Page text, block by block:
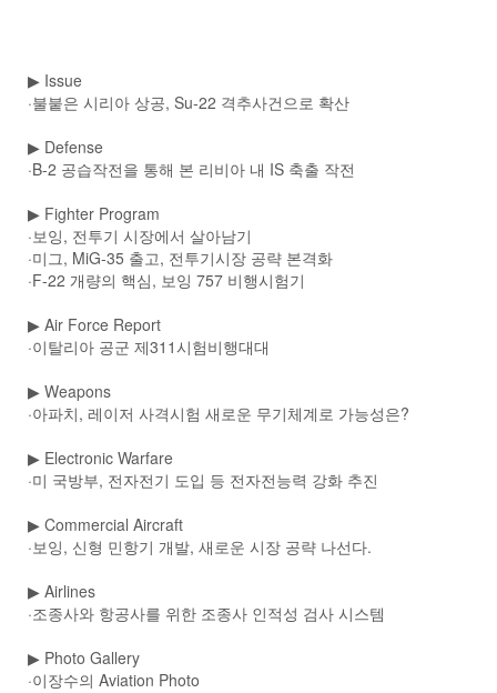
▶ Issue
·불붙은 시리아 상공, Su-22 격추사건으로 확산
▶ Defense
·B-2 공습작전을 통해 본 리비아 내 IS 축출 작전
▶ Fighter Program
·보잉, 전투기 시장에서 살아남기
·미그, MiG-35 출고, 전투기시장 공략 본격화
·F-22 개량의 핵심, 보잉 757 비행시험기
▶ Air Force Report
·이탈리아 공군 제311시험비행대대
▶ Weapons
·아파치, 레이저 사격시험 새로운 무기체계로 가능성은?
▶ Electronic Warfare
·미 국방부, 전자전기 도입 등 전자전능력 강화 추진
▶ Commercial Aircraft
·보잉, 신형 민항기 개발, 새로운 시장 공략 나선다.
▶ Airlines
·조종사와 항공사를 위한 조종사 인적성 검사 시스템
▶ Photo Gallery
·이장수의 Aviation Photo